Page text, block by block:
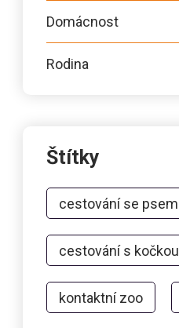
Domácnost
Rodina
Štítky
cestování se psem
cestování s kočkou
kontaktní zoo